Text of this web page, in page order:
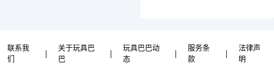
联系我
们
|
关于玩具巴
巴
|
玩具巴巴动
态
|
服务条
款
|
法律声
明